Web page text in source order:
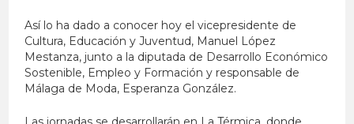
Así lo ha dado a conocer hoy el vicepresidente de
Cultura, Educación y Juventud, Manuel López
Mestanza, junto a la diputada de Desarrollo Económico
Sostenible, Empleo y Formación y responsable de
Málaga de Moda, Esperanza González.